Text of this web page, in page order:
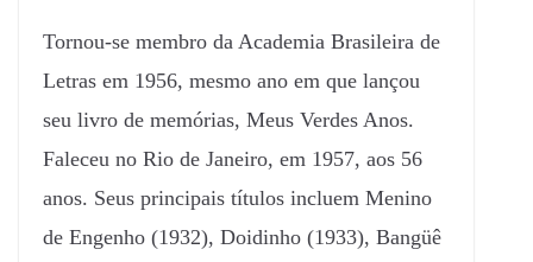
Tornou-se membro da Academia Brasileira de
Letras em 1956, mesmo ano em que lançou
seu livro de memórias, Meus Verdes Anos.
Faleceu no Rio de Janeiro, em 1957, aos 56
anos. Seus principais títulos incluem Menino
de Engenho (1932), Doidinho (1933), Bangüê